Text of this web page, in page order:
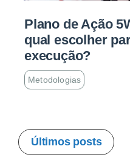
Plano de Ação
qual escolher
execução?
Metodologias
Últimos posts